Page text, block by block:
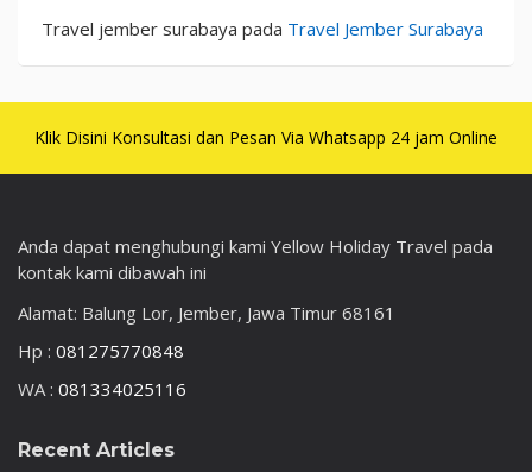
Travel jember surabaya pada Travel Jember Surabaya
Klik Disini Konsultasi dan Pesan Via Whatsapp 24 jam Online
Anda dapat menghubungi kami Yellow Holiday Travel pada
kontak kami dibawah ini
Alamat: Balung Lor, Jember, Jawa Timur 68161
Hp : 081275770848
WA : 081334025116
Recent Articles